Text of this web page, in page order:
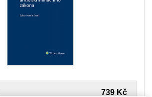
739 Kč